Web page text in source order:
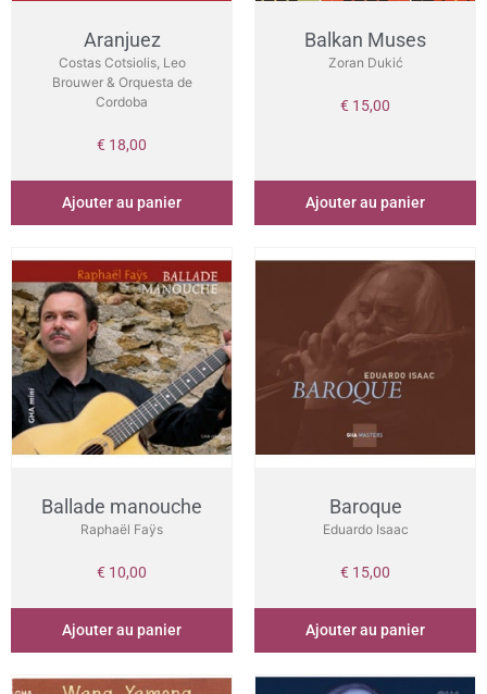
Aranjuez
Costas Cotsiolis, Leo
Brouwer & Orquesta de
Cordoba
€ 18,00
Ajouter au panier
Balkan Muses
Zoran Dukić
€ 15,00
Ajouter au panier
Ballade manouche
Raphaël Faÿs
€ 10,00
Ajouter au panier
Baroque
Eduardo Isaac
€ 15,00
Ajouter au panier